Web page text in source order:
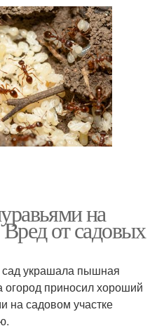
на
Вред от садовых
украшала пышная
огород приносил хороший
на садовом участке